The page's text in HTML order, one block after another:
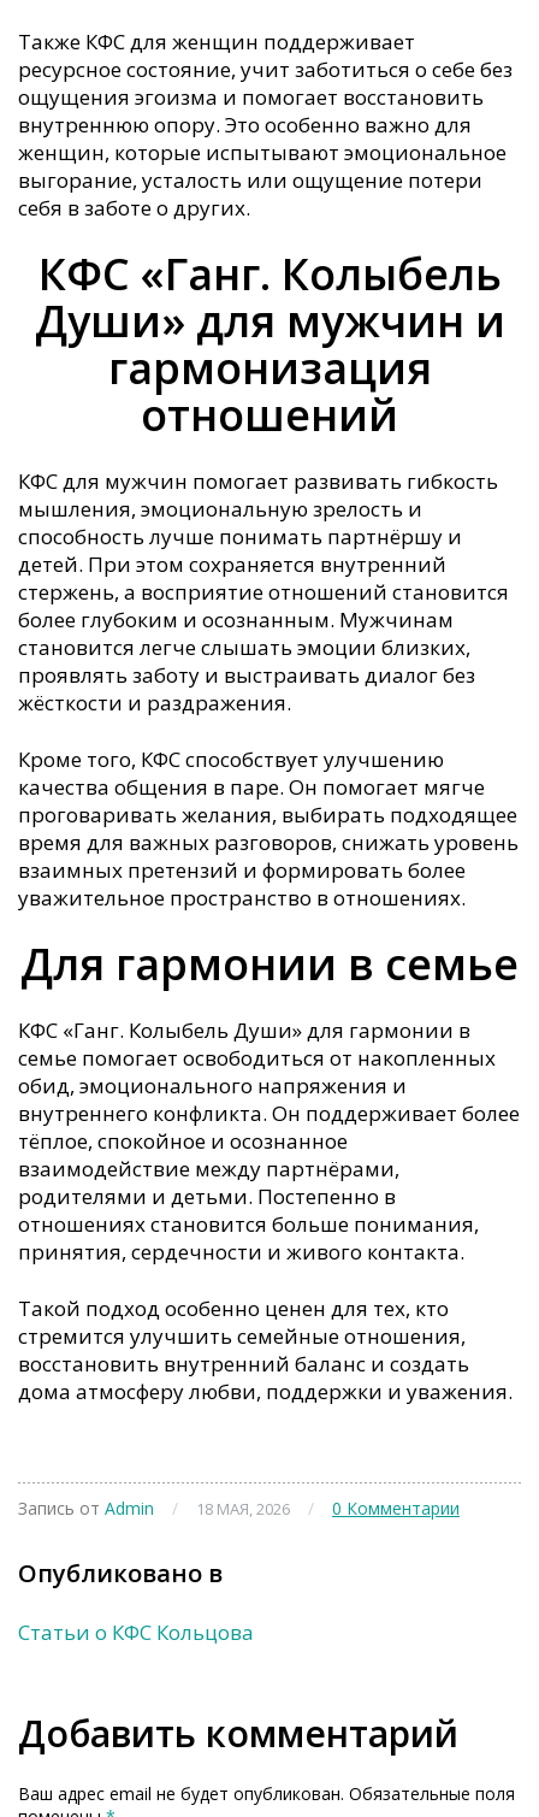
Также КФС для женщин поддерживает
ресурсное состояние, учит заботиться о себе без
ощущения эгоизма и помогает восстановить
внутреннюю опору. Это особенно важно для
женщин, которые испытывают эмоциональное
выгорание, усталость или ощущение потери
себя в заботе о других.
КФС «Ганг. Колыбель
Души» для мужчин и
гармонизация
отношений
КФС для мужчин помогает развивать гибкость
мышления, эмоциональную зрелость и
способность лучше понимать партнёршу и
детей. При этом сохраняется внутренний
стержень, а восприятие отношений становится
более глубоким и осознанным. Мужчинам
становится легче слышать эмоции близких,
проявлять заботу и выстраивать диалог без
жёсткости и раздражения.
Кроме того, КФС способствует улучшению
качества общения в паре. Он помогает мягче
проговаривать желания, выбирать подходящее
время для важных разговоров, снижать уровень
взаимных претензий и формировать более
уважительное пространство в отношениях.
Для гармонии в семье
КФС «Ганг. Колыбель Души» для гармонии в
семье помогает освободиться от накопленных
обид, эмоционального напряжения и
внутреннего конфликта. Он поддерживает более
тёплое, спокойное и осознанное
взаимодействие между партнёрами,
родителями и детьми. Постепенно в
отношениях становится больше понимания,
принятия, сердечности и живого контакта.
Такой подход особенно ценен для тех, кто
стремится улучшить семейные отношения,
восстановить внутренний баланс и создать
дома атмосферу любви, поддержки и уважения.
Запись от Аdmin / 18 МАЯ, 2026 / 0 Комментарии
Опубликовано в
Статьи о КФС Кольцова
Добавить комментарий
Ваш адрес email не будет опубликован. Обязательные поля